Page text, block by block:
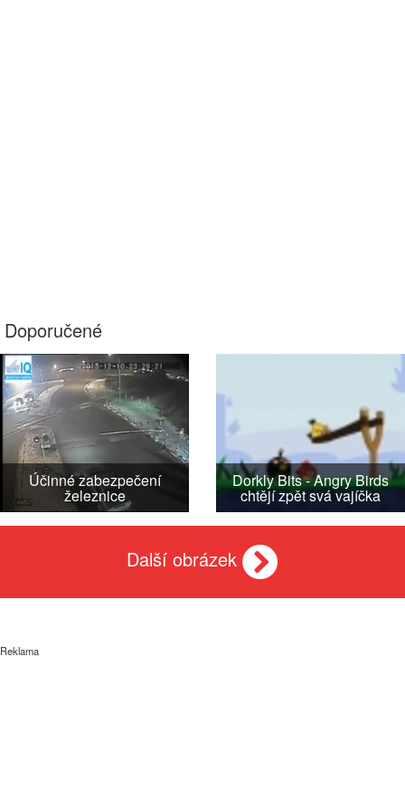
Doporučené
Účinné zabezpečení
železnice
Dorkly Bits - Angry Birds
chtějí zpět svá vajíčka
Další obrázek
Reklama